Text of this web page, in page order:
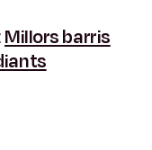
Millors barris